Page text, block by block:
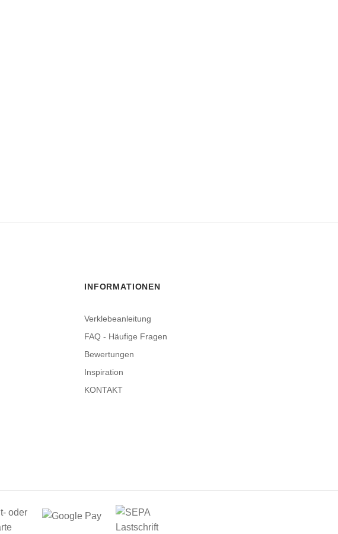
INFORMATIONEN
Verklebeanleitung
FAQ - Häufige Fragen
Bewertungen
Inspiration
KONTAKT